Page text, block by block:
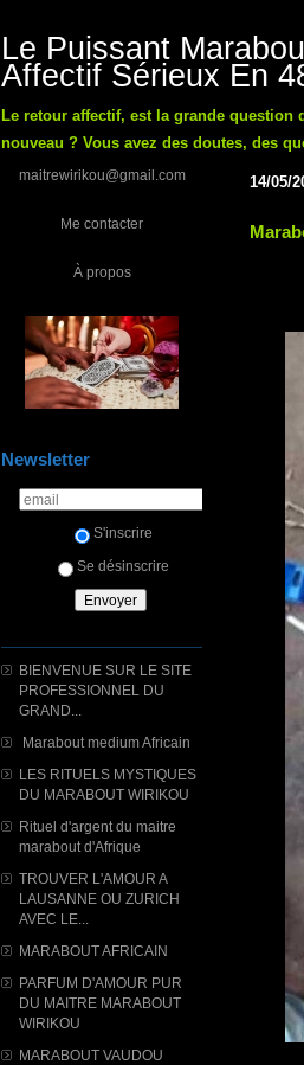
Le Puissant
Affectif Sérieux En
Le retour affectif, est la grande question
nouveau ? Vous avez des doutes, des
maitrewirikou@gmail.com
Me contacter
À propos
Newsletter
S'inscrire
Se désinscrire
BIENVENUE SUR LE SITE
PROFESSIONNEL DU
GRAND...
Marabout medium Africain
LES RITUELS MYSTIQUES
DU MARABOUT WIRIKOU
Rituel d'argent du maitre
marabout d'Afrique
TROUVER L'AMOUR A
LAUSANNE OU ZURICH
AVEC LE...
MARABOUT AFRICAIN
PARFUM D'AMOUR PUR
DU MAITRE MARABOUT
WIRIKOU
MARABOUT VAUDOU
14/05/